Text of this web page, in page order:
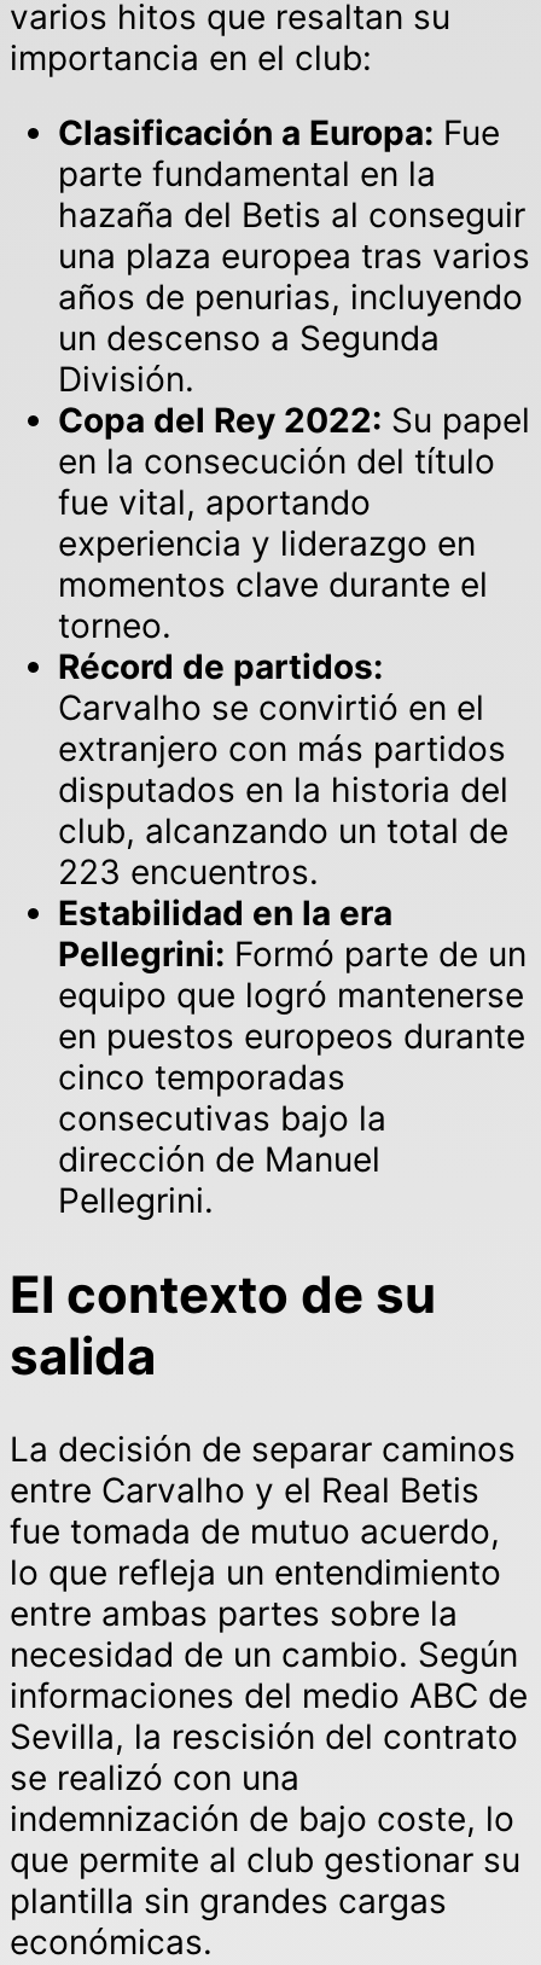
varios hitos que resaltan su
importancia en el club:
Clasificación a Europa: Fue
parte fundamental en la
hazaña del Betis al conseguir
una plaza europea tras varios
años de penurias, incluyendo
un descenso a Segunda
División.
Copa del Rey 2022: Su papel
en la consecución del título
fue vital, aportando
experiencia y liderazgo en
momentos clave durante el
torneo.
Récord de partidos:
Carvalho se convirtió en el
extranjero con más partidos
disputados en la historia del
club, alcanzando un total de
223 encuentros.
Estabilidad en la era
Pellegrini: Formó parte de un
equipo que logró mantenerse
en puestos europeos durante
cinco temporadas
consecutivas bajo la
dirección de Manuel
Pellegrini.
El contexto de su
salida
La decisión de separar caminos
entre Carvalho y el Real Betis
fue tomada de mutuo acuerdo,
lo que refleja un entendimiento
entre ambas partes sobre la
necesidad de un cambio. Según
informaciones del medio ABC de
Sevilla, la rescisión del contrato
se realizó con una
indemnización de bajo coste, lo
que permite al club gestionar su
plantilla sin grandes cargas
económicas.